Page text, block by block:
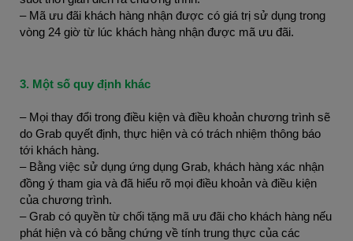
– Mã ưu đãi khách hàng nhận được có giá trị sử dụng trong
vòng 24 giờ từ lúc khách hàng nhận được mã ưu đãi.
3. Một số quy định khác
– Mọi thay đổi trong điều kiện và điều khoản chương trình sẽ
do Grab quyết định, thực hiện và có trách nhiệm thông báo
tới khách hàng.
– Bằng việc sử dụng ứng dụng Grab, khách hàng xác nhận
đồng ý tham gia và đã hiểu rõ mọi điều khoản và điều kiện
của chương trình.
– Grab có quyền từ chối tặng mã ưu đãi cho khách hàng nếu
phát hiện và có bằng chứng về tính trung thực của các